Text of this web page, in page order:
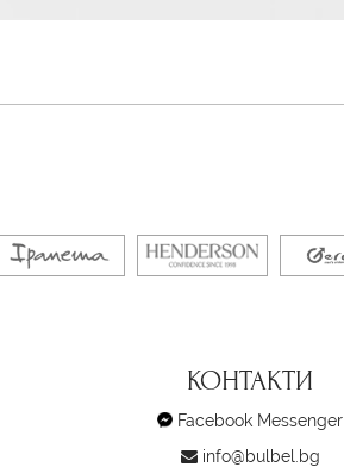
КОНТАКТИ
Facebook Messenger
info@bulbel.bg